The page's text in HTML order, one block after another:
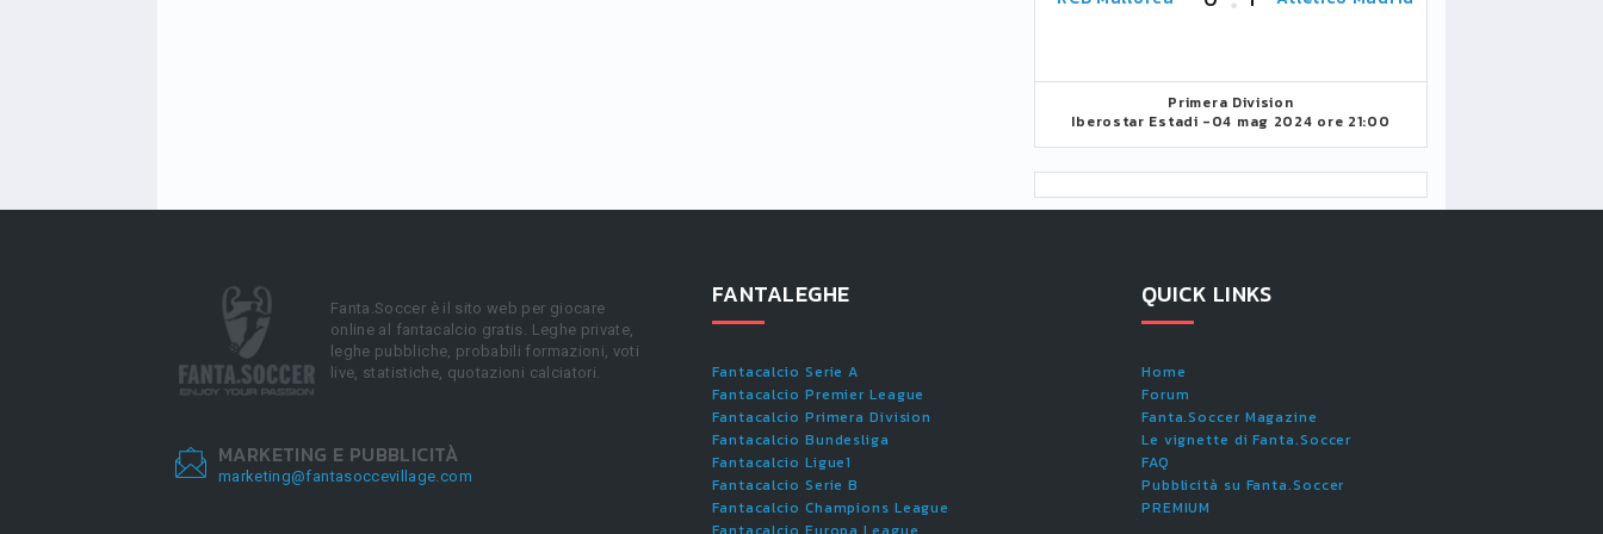
Primera Division
Iberostar Estadi -04 mag 2024 ore 21:00
Fanta.Soccer è il sito web per giocare
online al fantacalcio gratis. Leghe private,
leghe pubbliche, probabili formazioni, voti
live, statistiche, quotazioni calciatori.
MARKETING E PUBBLICITÀ
marketing@fantasoccevillage.com
FANTALEGHE
Fantacalcio Serie A
Fantacalcio Premier League
Fantacalcio Primera Division
Fantacalcio Bundesliga
Fantacalcio Ligue1
Fantacalcio Serie B
Fantacalcio Champions League
QUICK LINKS
Home
Forum
Fanta.Soccer Magazine
Le vignette di Fanta.Soccer
FAQ
Pubblicità su Fanta.Soccer
PREMIUM